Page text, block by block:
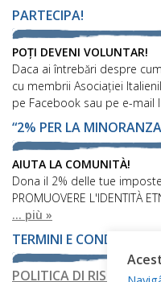
PARTECIPA!
POȚI DEVENI VOLUNTAR!
Daca ai întrebări despre
cu membrii Asociației
pe Facebook sau pe e-mail
“2% PER LA
AIUTA LA COMUNITÀ!
Dona il 2% delle tue
PROMUOVERE L'IDENTITÀ
... più »
TERMINI E CONDIZIONI
POLITICA DI